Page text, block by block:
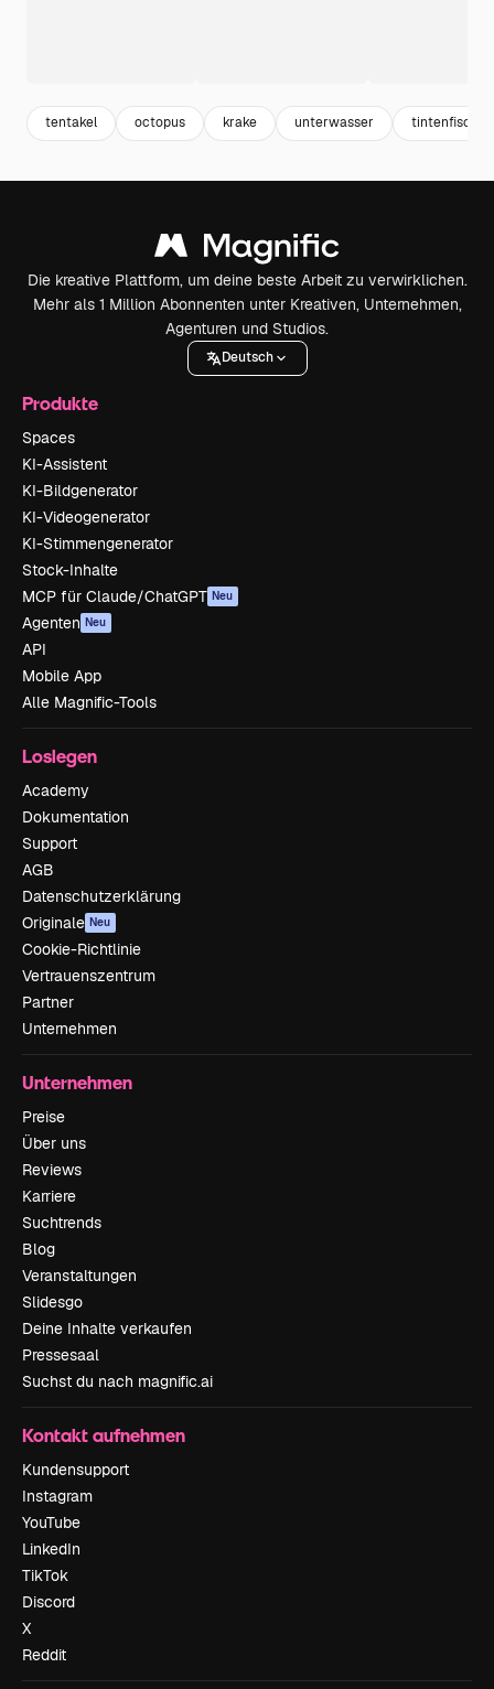
tentakel octopus krake unterwasser tintenfisch
Die kreative Plattform, um deine beste Arbeit zu verwirklichen.
Mehr als 1 Million Abonnenten unter Kreativen, Unternehmen,
Agenturen und Studios.
Deutsch
Produkte
Spaces
KI-Assistent
KI-Bildgenerator
KI-Videogenerator
KI-Stimmengenerator
Stock-Inhalte
MCP für Claude/ChatGPT Neu
Agenten Neu
API
Mobile App
Alle Magnific-Tools
Loslegen
Academy
Dokumentation
Support
AGB
Datenschutzerklärung
Originale Neu
Cookie-Richtlinie
Vertrauenszentrum
Partner
Unternehmen
Unternehmen
Preise
Über uns
Reviews
Karriere
Suchtrends
Blog
Veranstaltungen
Slidesgo
Deine Inhalte verkaufen
Pressesaal
Suchst du nach magnific.ai
Kontakt aufnehmen
Kundensupport
Instagram
YouTube
LinkedIn
TikTok
Discord
X
Reddit